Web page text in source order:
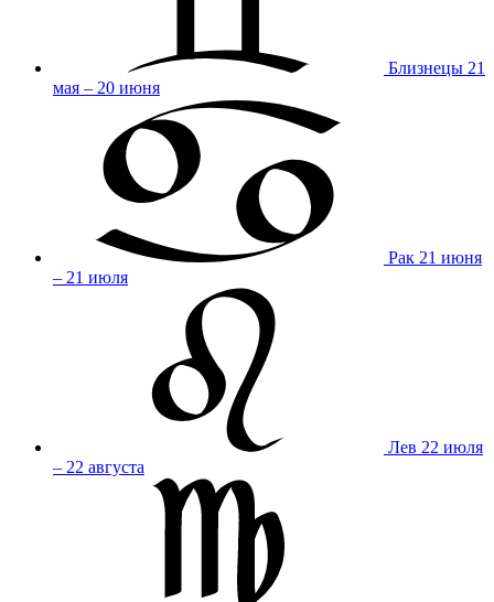
Близнецы 21
мая – 20 июня
Рак 21 июня
– 21 июля
Лев 22 июля
– 22 августа